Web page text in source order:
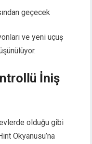
geçecek
ve yeni uçuş
İniş
olduğu gibi
Okyanusu’na